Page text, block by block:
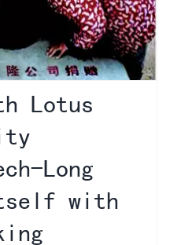
Lotus
Long
with